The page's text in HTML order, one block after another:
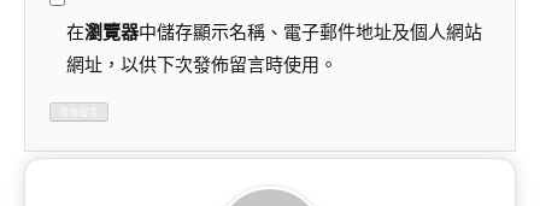
在瀏覽器中儲存顯示名稱、電子郵件地址及個人網站
網址，以供下次發佈留言時使用。